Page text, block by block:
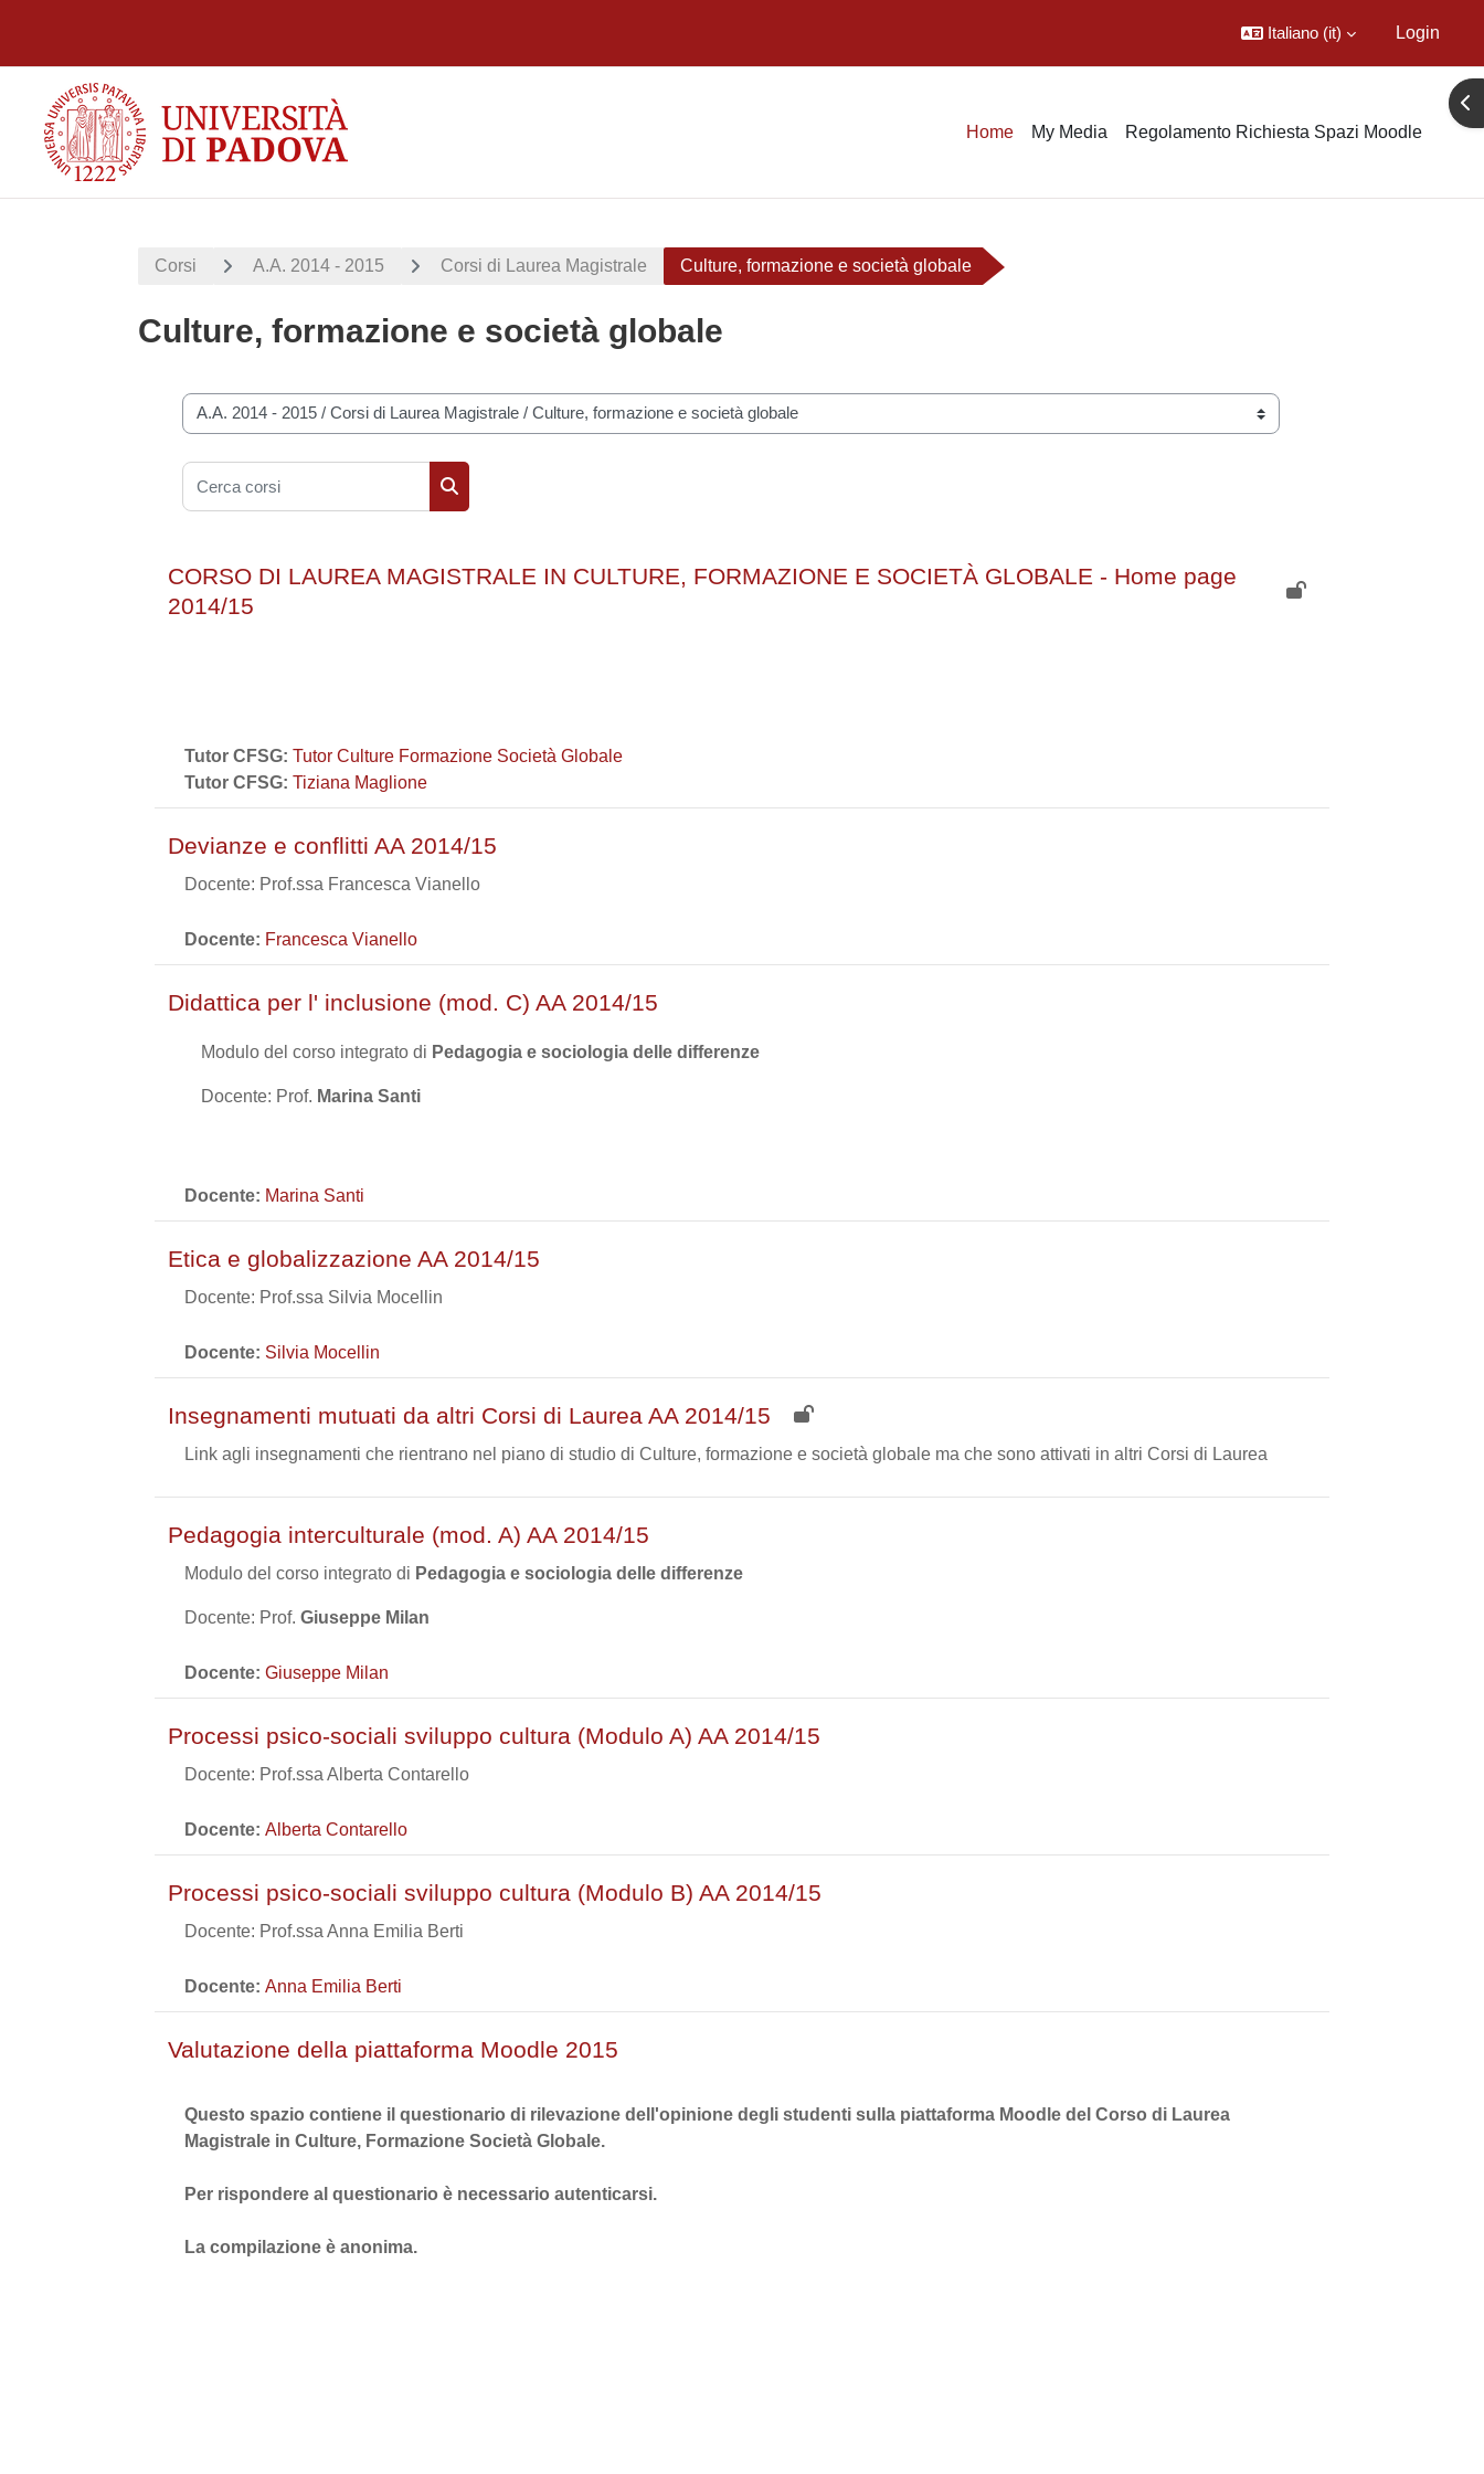
Italiano ‎(it)‎ Login
Home My Media Regolamento Richiesta Spazi Moodle
Corsi A.A. 2014 - 2015 Corsi di Laurea Magistrale Culture, formazione e società globale
Culture, formazione e società globale
Categorie di corso
Cerca corsi
CORSO DI LAUREA MAGISTRALE IN CULTURE, FORMAZIONE E SOCIETÀ GLOBALE - Home page
2014/15
Tutor CFSG: Tutor Culture Formazione Società Globale
Tutor CFSG: Tiziana Maglione
Devianze e conflitti AA 2014/15
Docente: Prof.ssa Francesca Vianello
Docente: Francesca Vianello
Didattica per l' inclusione (mod. C) AA 2014/15
Modulo del corso integrato di Pedagogia e sociologia delle differenze
Docente: Prof. Marina Santi
Docente: Marina Santi
Etica e globalizzazione AA 2014/15
Docente: Prof.ssa Silvia Mocellin
Docente: Silvia Mocellin
Insegnamenti mutuati da altri Corsi di Laurea AA 2014/15
Link agli insegnamenti che rientrano nel piano di studio di Culture, formazione e società globale ma che sono attivati in altri Corsi di Laurea
Pedagogia interculturale (mod. A) AA 2014/15
Modulo del corso integrato di Pedagogia e sociologia delle differenze
Docente: Prof. Giuseppe Milan
Docente: Giuseppe Milan
Processi psico-sociali sviluppo cultura (Modulo A) AA 2014/15
Docente: Prof.ssa Alberta Contarello
Docente: Alberta Contarello
Processi psico-sociali sviluppo cultura (Modulo B) AA 2014/15
Docente: Prof.ssa Anna Emilia Berti
Docente: Anna Emilia Berti
Valutazione della piattaforma Moodle 2015
Questo spazio contiene il questionario di rilevazione dell'opinione degli studenti sulla piattaforma Moodle del Corso di Laurea
Magistrale in Culture, Formazione Società Globale.
Per rispondere al questionario è necessario autenticarsi.
La compilazione è anonima.